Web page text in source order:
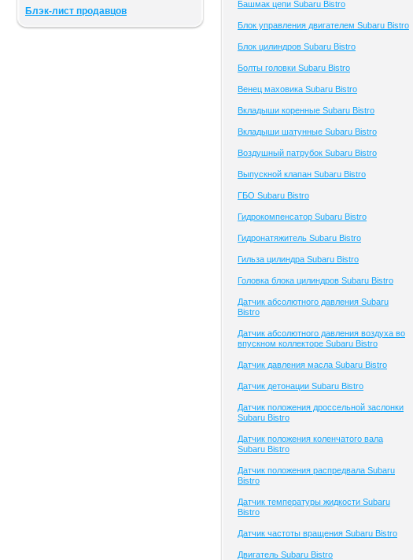
Блэк-лист продавцов
Башмак цепи Subaru Bistro
Блок управления двигателем Subaru Bistro
Блок цилиндров Subaru Bistro
Болты головки Subaru Bistro
Венец маховика Subaru Bistro
Вкладыши коренные Subaru Bistro
Вкладыши шатунные Subaru Bistro
Воздушный патрубок Subaru Bistro
Выпускной клапан Subaru Bistro
ГБО Subaru Bistro
Гидрокомпенсатор Subaru Bistro
Гидронатяжитель Subaru Bistro
Гильза цилиндра Subaru Bistro
Головка блока цилиндров Subaru Bistro
Датчик абсолютного давления Subaru
Bistro
Датчик абсолютного давления воздуха во
впускном коллекторе Subaru Bistro
Датчик давления масла Subaru Bistro
Датчик детонации Subaru Bistro
Датчик положения дроссельной заслонки
Subaru Bistro
Датчик положения коленчатого вала
Subaru Bistro
Датчик положения распредвала Subaru
Bistro
Датчик температуры жидкости Subaru
Bistro
Датчик частоты вращения Subaru Bistro
Двигатель Subaru Bistro